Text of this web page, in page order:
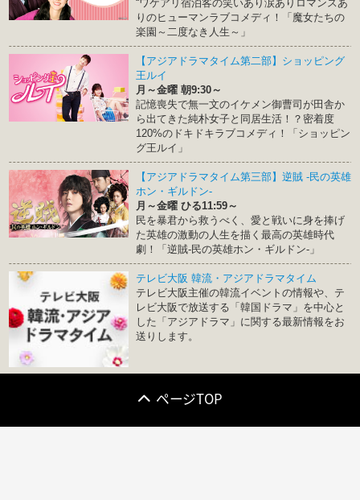
“ワケアリ宿泊客の笑いあり涙ありロマンスあ
りのヒューマンラブコメディ！「魔女たちの
楽園～二度なき人生～」
【アジアドラマタイム第二部】ショッピング
王ルイ
月～金曜 朝9:30～
記憶喪失で無一文のイケメン御曹司が田舎か
ら出てきた純朴女子と同居生活！？密着度
120%のドキドキラブコメディ！「ショッピン
グ王ルイ」
【アジアドラマタイム第三部】逆賊 -民の英雄
ホン・ギルドン-
月～金曜 ひる11:59～
民を暴君から救うべく、愛と戦いに身を捧げ
た英雄の激動の人生を描く最高の英雄時代
劇！「逆賊‐民の英雄ホン・ギルドン‐」
テレビ大阪 韓流・アジアドラマタイム
テレビ大阪主催の韓流イベントの情報や、テ
レビ大阪で放送する「韓国ドラマ」を中心と
した「アジアドラマ」に関する最新情報をお
送りします。
ページTOP